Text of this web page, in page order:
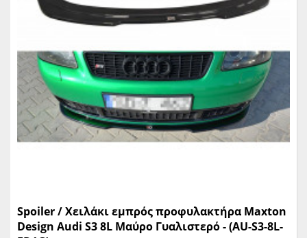
Spoiler / Χειλάκι εμπρός προφυλακτήρα Maxton
Design Audi S3 8L Μαύρο Γυαλιστερό - (AU-S3-8L-